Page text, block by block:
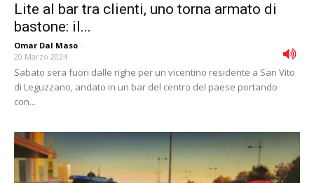
Lite al bar tra clienti, uno torna armato di
bastone: il...
Omar Dal Maso -
20 Marzo 2024
Sabato sera fuori dalle righe per un vicentino residente a San Vito
di Leguzzano, andato in un bar del centro del paese portando
con...